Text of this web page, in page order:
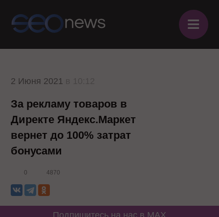
≡
2 Июня 2021
За рекламу товаров в
Директе Яндекс.Маркет
вернет до 100% затрат
бонусами
0 4870
Подпишитесь на нас в MAX